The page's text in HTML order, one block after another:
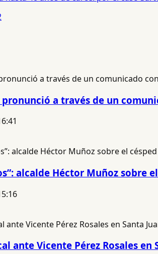
pronunció a través de un
alcalde Héctor Muñoz sobre
ante Vicente Pérez Rosales en